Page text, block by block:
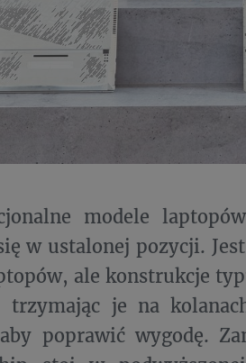
modele
w ustalonej pozycji.
ale konstrukcje
trzymając je na
poprawić wygodę.